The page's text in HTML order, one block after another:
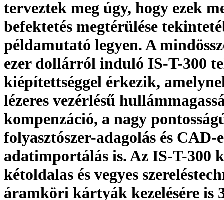
terveztek meg úgy, hogy ezek
befektetés megtérülése
példamutató legyen. A
ezer dollárról induló IS-T-300
kiépítettséggel érkezik,
lézeres vezérlésű
kompenzáció, a nagy
folyasztószer-adagolás és CAD-
adatimportálás is. Az IS-T-300
kétoldalas és vegyes
áramköri kártyák kezelésére is